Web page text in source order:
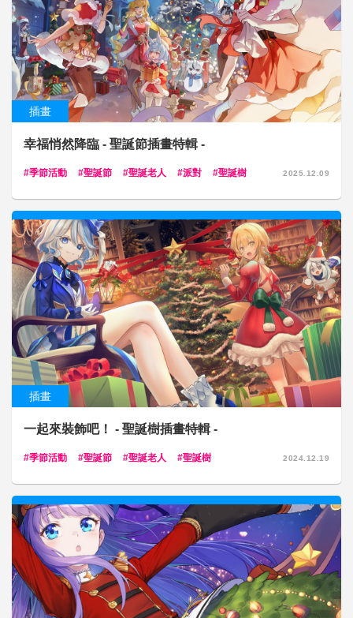
插畫
幸福悄然降臨 - 聖誕節插畫特輯 -
季節活動 聖誕節 聖誕老人 派對 聖誕樹 2025.12.09
插畫
一起來裝飾吧！ - 聖誕樹插畫特輯 -
季節活動 聖誕節 聖誕老人 聖誕樹 2024.12.19